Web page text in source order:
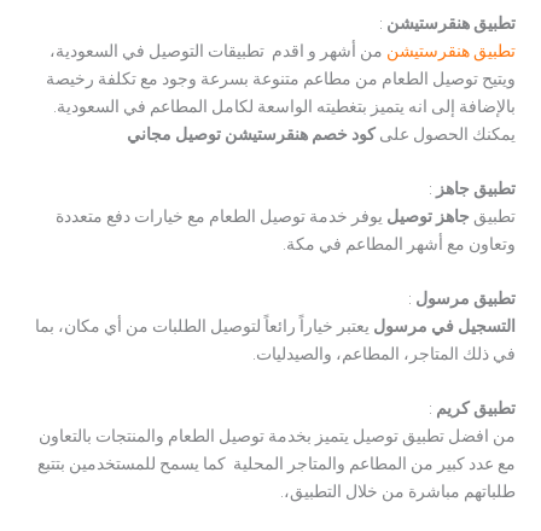
تطبيق هنقرستيشن :
تطبيق هنقرستيشن من أشهر و اقدم تطبيقات التوصيل في السعودية،
ويتيح توصيل الطعام من مطاعم متنوعة بسرعة وجود مع تكلفة رخيصة
بالإضافة إلى انه يتميز بتغطيته الواسعة لكامل المطاعم في السعودية.
يمكنك الحصول علىكود خصم هنقرستيشن توصيل مجاني
تطبيق جاهز :
تطبيق جاهز توصيل يوفر خدمة توصيل الطعام مع خيارات دفع متعددة
وتعاون مع أشهر المطاعم في مكة.
تطبيق مرسول :
التسجيل في مرسول يعتبر خياراً رائعاً لتوصيل الطلبات من أي مكان، بما
في ذلك المتاجر، المطاعم، والصيدليات.
تطبيق كريم :
من افضل تطبيق توصيل يتميز بخدمة توصيل الطعام والمنتجات بالتعاون
مع عدد كبير من المطاعم والمتاجر المحلية كما يسمح للمستخدمين بتتبع
طلباتهم مباشرة من خلال التطبيق،.